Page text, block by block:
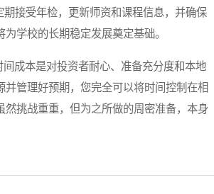
接受年检，更新师资和课程信息，并确保
学校的长期稳定发展奠定基础。
成本是对投资者耐心、准备充分度和本地
管理好预期，您完全可以将时间控制在相
挑战重重，但为之所做的周密准备，本身